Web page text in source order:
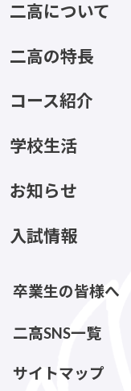
二高について
二高の特長
コース紹介
学校生活
お知らせ
入試情報
卒業生の皆様へ
二高SNS一覧
サイトマップ